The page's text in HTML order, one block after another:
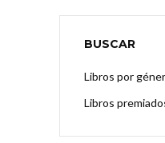
BUSCAR
Libros por
Libros